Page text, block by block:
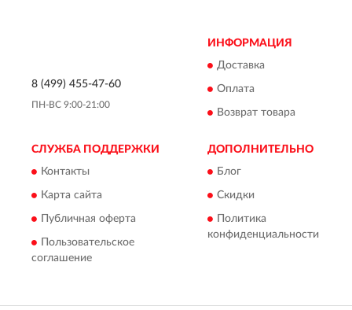
8 (499) 455-47-60
ПН-ВС 9:00-21:00
ИНФОРМАЦИЯ
Доставка
Оплата
Возврат товара
СЛУЖБА ПОДДЕРЖКИ
Контакты
Карта сайта
Публичная оферта
Пользовательское
соглашение
ДОПОЛНИТЕЛЬНО
Блог
Скидки
Политика
конфиденциальности